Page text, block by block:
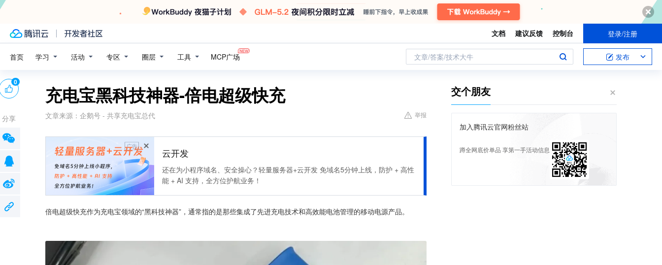
文档 建议反馈 控制台 登录/注册
首页 学习 活动 专区 圈层 工具 MCP广场 文章/答案/技术大牛 发布
充电宝黑科技神器-倍电超级快充
文章来源： 企鹅号 - 共享充电宝总代 举报
广告
云开发
还在为小程序域名、安全操心？轻量服务器+云开发 免域名5分钟上线，防护 + 高性
能 + AI 支持，全方位护航业务！
倍电超级快充作为充电宝领域的“黑科技神器”，通常指的是那些集成了先进充电技术和高效能电池管理的移动电源产品。
0
分享
交个朋友
加入腾讯云官网粉丝站
蹲全网底价单品 享第一手活动信息